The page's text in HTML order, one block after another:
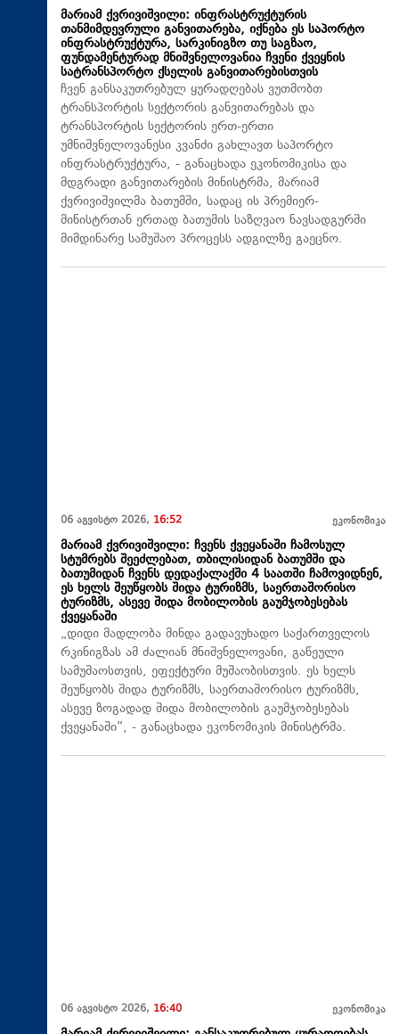
მარიამ ქვრივიშვილი: ინფრასტრუქტურის
თანმიმდევრული განვითარება, იქნება ეს საპორტო
ინფრასტრუქტურა, სარკინიგზო თუ საგზაო,
ფუნდამენტურად მნიშვნელოვანია ჩვენი ქვეყნის
სატრანსპორტო ქსელის განვითარებისთვის
ჩვენ განსაკუთრებულ ყურადღებას ვუთმობთ
ტრანსპორტის სექტორის განვითარებას და
ტრანსპორტის სექტორის ერთ-ერთი
უმნიშვნელოვანესი კვანძი გახლავთ საპორტო
ინფრასტრუქტურა, - განაცხადა ეკონომიკისა და
მდგრადი განვითარების მინისტრმა, მარიამ
ქვრივიშვილმა ბათუმში, სადაც ის პრემიერ-
მინისტრთან ერთად ბათუმის საზღვაო ნავსადგურში
მიმდინარე სამუშაო პროცესს ადგილზე გაეცნო.
06 აგვისტო 2026, 16:52 ეკონომიკა
მარიამ ქვრივიშვილი: ჩვენს ქვეყანაში ჩამოსულ
სტუმრებს შეეძლებათ, თბილისიდან ბათუმში და
ბათუმიდან ჩვენს დედაქალაქში 4 საათში ჩამოვიდნენ,
ეს ხელს შეუწყობს შიდა ტურიზმს, საერთაშორისო
ტურიზმს, ასევე შიდა მობილობის გაუმჯობესებას
ქვეყანაში
„დიდი მადლობა მინდა გადავუხადო საქართველოს
რკინიგზას ამ ძალიან მნიშვნელოვანი, გაწეული
სამუშაოსთვის, ეფექტური მუშაობისთვის. ეს ხელს
შეუწყობს შიდა ტურიზმს, საერთაშორისო ტურიზმს,
ასევე ზოგადად შიდა მობილობის გაუმჯობესებას
ქვეყანაში“, - განაცხადა ეკონომიკის მინისტრმა.
06 აგვისტო 2026, 16:40 ეკონომიკა